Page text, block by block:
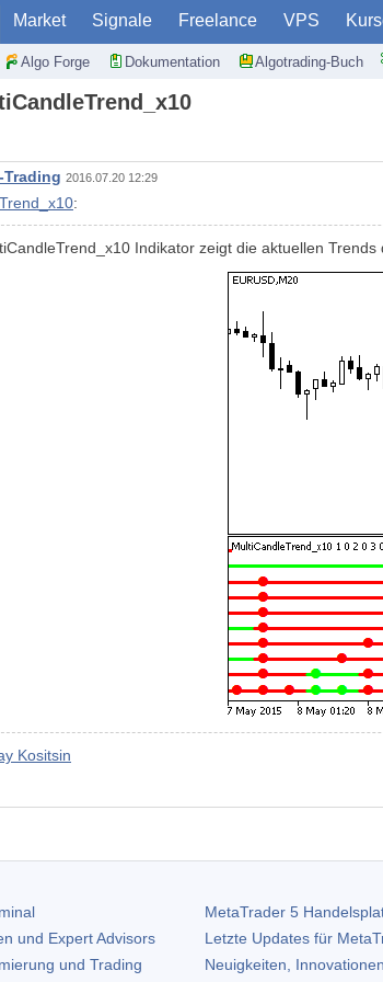
Market Signale Freelance VPS
Algo Forge Dokumentation Algotrading-Buch
2016.07.20 12:29
:
Indikator zeigt die aktuellen
Kositsin
und Expert Advisors
und Trading
MetaTrader 5
Letzte Updates für
Neuigkeiten,